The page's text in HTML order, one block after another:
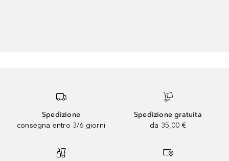
Spedizione
consegna entro 3/6 giorni
Spedizione gratuita
da 35,00 €